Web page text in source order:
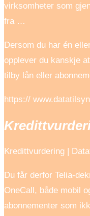
virksomheter som
fra …
Dersom du har én
opplever du kanskje
tilby lån eller
https://
Kredittvurdering |
Du får derfor Telia-
OneCall, både mobil
abonnementer som